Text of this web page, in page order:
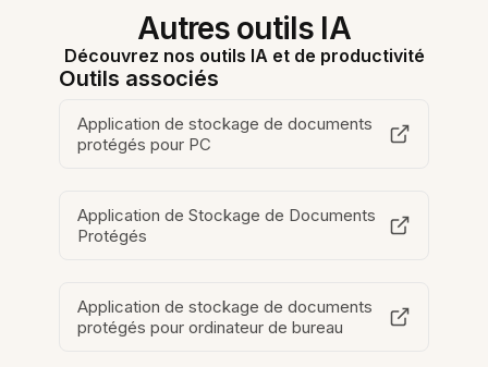
Autres outils IA
Découvrez nos outils IA et de productivité
Outils associés
Application de stockage de documents
protégés pour PC
Application de Stockage de Documents
Protégés
Application de stockage de documents
protégés pour ordinateur de bureau